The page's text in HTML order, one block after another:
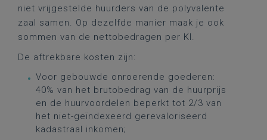
niet vrijgestelde huurders van de polyvalente
zaal samen. Op dezelfde manier maak je ook
sommen van de nettobedragen per KI.
De aftrekbare kosten zijn:
Voor gebouwde onroerende goederen:
40% van het brutobedrag van de huurprijs
en de huurvoordelen beperkt tot 2/3 van
het niet-geïndexeerd gerevaloriseerd
kadastraal inkomen;